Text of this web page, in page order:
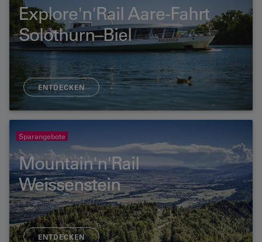
Explore'n'Rail Aare-Fahrt
Solothurn–Biel
ENTDECKEN
Sparangebote
Mountain'n'Rail
Weissenstein
ENTDECKEN